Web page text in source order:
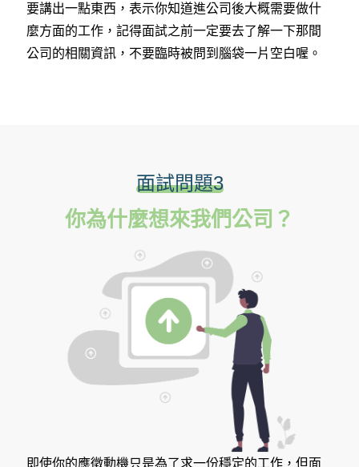
要講出一點東西，表示你知道進公司後大概需要做什
麼方面的工作，記得面試之前一定要去了解一下那間
公司的相關資訊，不要臨時被問到腦袋一片空白喔。
面試問題3
你為什麼想來我們公司？
即使你的應徵動機只是為了求一份穩定的工作，但面